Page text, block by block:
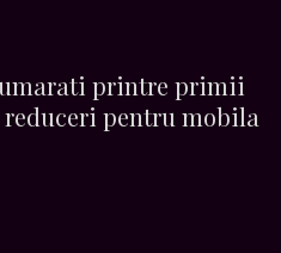
printre primii
pentru mobila